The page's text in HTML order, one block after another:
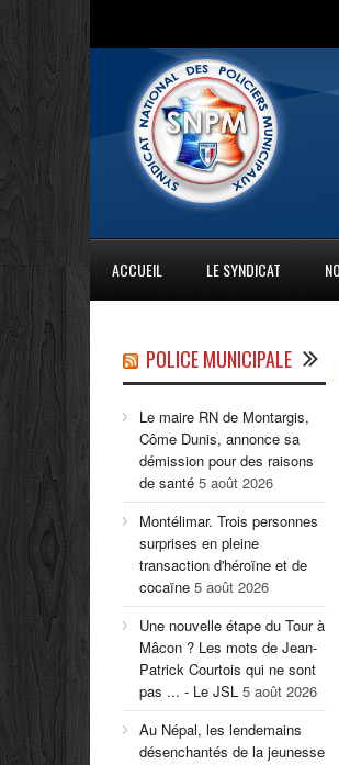
ACCUEIL LE SYNDICAT
POLICE MUNICIPALE
Le maire RN de Montargis,
Côme Dunis, annonce sa
démission pour des raisons
de santé 5 août 2026
Montélimar. Trois personnes
surprises en pleine
transaction d'héroïne et de
cocaïne 5 août 2026
Une nouvelle étape du Tour à
Mâcon ? Les mots de Jean-
Patrick Courtois qui ne sont
pas ... - Le JSL 5 août 2026
Au Népal, les lendemains
désenchantés de la jeunesse